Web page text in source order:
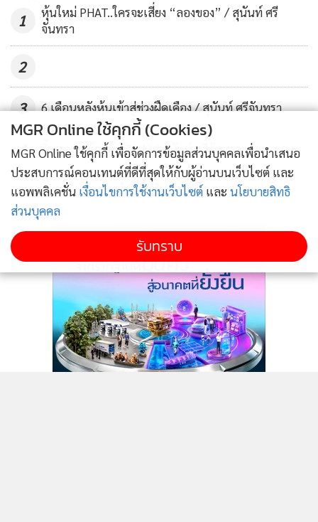
การถือลงทุนระยะยาว
แต่ภาพพจน์ดีๆขององค์กร กำลังถูกทำลาย จากผู้บริหารและ
น่าเชื่อว่า กลุ่มโสภณพนิชที่มีเงินเหลือเฟือ ไม่ขัดสนอะไร ทำไม
ไม่น่าเชื่อว่า กลุ่มโสภณพนิชจะเป็นอินไซเดอร์ในตลาดหุ้นตัวยง
1
หุ้นใหม่ PHAT..ใครจะเสี่ยง “ลองของ” / สุนันท์ ศรี
จันทรา
2
3 6 เดือนหลังหุ้นเข้าสู่ช่วงฝืดเคือง / สุนันท์ ศรีจันทรา
4 สิ้นสุดข่าวร้ายหุ้น THAI / สุนันท์ ศรีจันทรา
ข่าวอื่นในหมวด
MGR Online ใช้คุกกี้ (Cookies)
MGR Online ใช้คุกกี้ เพื่อจัดการข้อมูลส่วนบุคคลเพื่อนำเสนอ
ประสบการณ์คอนเทนต์ที่ดีที่สุดให้กับผู้อ่านบนเว็บไซต์ และ
แอพพลิเคชั่น เงื่อนไขการใช้งานเว็บไซต์ และ นโยบายสิทธิ
ส่วนบุคคล
รับทราบ